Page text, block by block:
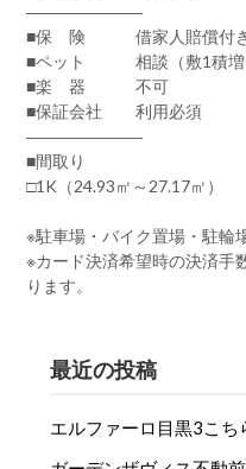
―――――――
■保 険 借家人賠償付き
■ペット 相談（敷1積増
■楽 器 不可
■保証会社 利用必須
―――――――
■間取り
□1K（24.93㎡～27.17㎡）
※駐車場・バイク置場・駐輪
※カード決済希望時の決済手
ります。
最近の投稿
エルファーロ目黒3こち